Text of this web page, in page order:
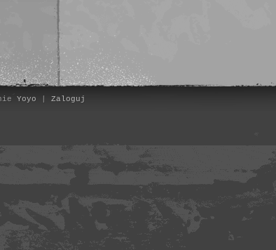
Yoyo Zaloguj